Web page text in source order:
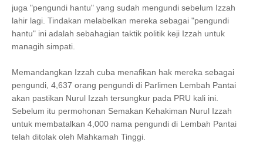
juga "pengundi hantu" yang sudah mengundi sebelum Izzah
lahir lagi. Tindakan melabelkan mereka sebagai "pengundi
hantu" ini adalah sebahagian taktik politik keji Izzah untuk
managih simpati.
Memandangkan Izzah cuba menafikan hak mereka sebagai
pengundi, 4,637 orang pengundi di Parlimen Lembah Pantai
akan pastikan Nurul Izzah tersungkur pada PRU kali ini.
Sebelum itu permohonan Semakan Kehakiman Nurul Izzah
untuk membatalkan 4,000 nama pengundi di Lembah Pantai
telah ditolak oleh Mahkamah Tinggi.